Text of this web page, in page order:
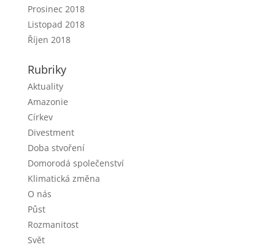
Prosinec 2018
Listopad 2018
Říjen 2018
Rubriky
Aktuality
Amazonie
Církev
Divestment
Doba stvoření
Domorodá společenství
Klimatická změna
O nás
Půst
Rozmanitost
Svět